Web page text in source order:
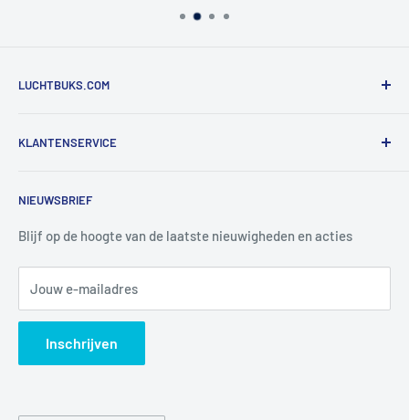
LUCHTBUKS.COM
Utrechtlaan 9
Tel:+31 6 345 30 448
Mail:info@luchtbuks.com
KLANTENSERVICE
Informatie
Privacybeleid
Verzendbeleid
Search
NIEUWSBRIEF
Blijf op de hoogte van de laatste nieuwigheden en acties
Jouw e-mailadres
Inschrijven